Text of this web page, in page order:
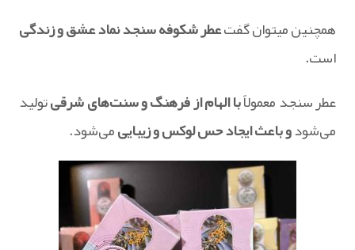
همچنین میتوان گفتعطر شکوفه سنجد نماد عشق و زندگی
است.
عطر سنجد معمولاًبا الهام از فرهنگ و سنت‌های شرقیتولید
می‌شودو باعث ایجاد حس لوکس و زیباییمی‌شود.